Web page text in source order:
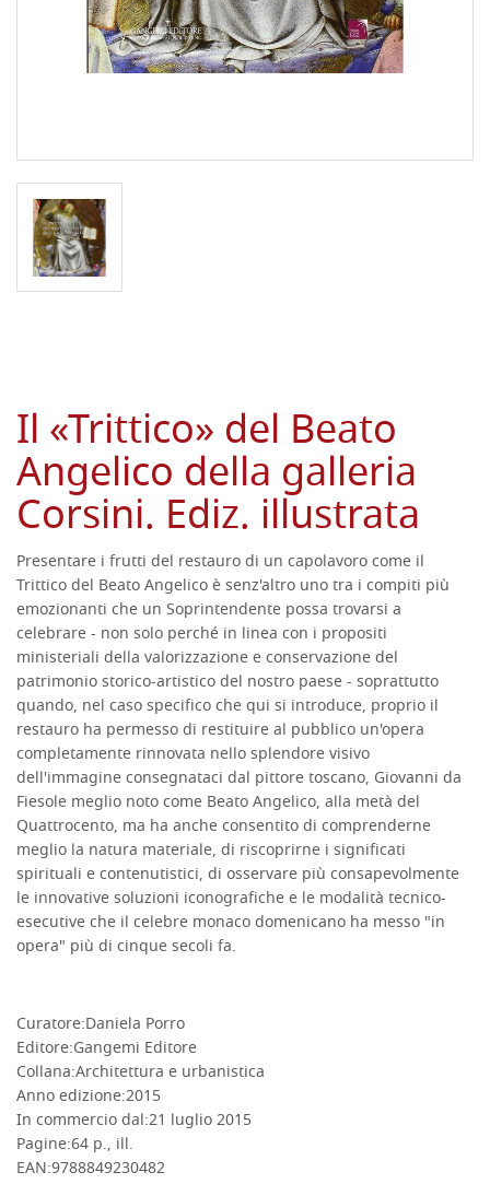
Il «Trittico» del Beato
Angelico della galleria
Corsini. Ediz. illustrata
Presentare i frutti del restauro di un capolavoro come il
Trittico del Beato Angelico è senz'altro uno tra i compiti più
emozionanti che un Soprintendente possa trovarsi a
celebrare - non solo perché in linea con i propositi
ministeriali della valorizzazione e conservazione del
patrimonio storico-artistico del nostro paese - soprattutto
quando, nel caso specifico che qui si introduce, proprio il
restauro ha permesso di restituire al pubblico un'opera
completamente rinnovata nello splendore visivo
dell'immagine consegnataci dal pittore toscano, Giovanni da
Fiesole meglio noto come Beato Angelico, alla metà del
Quattrocento, ma ha anche consentito di comprenderne
meglio la natura materiale, di riscoprirne i significati
spirituali e contenutistici, di osservare più consapevolmente
le innovative soluzioni iconografiche e le modalità tecnico-
esecutive che il celebre monaco domenicano ha messo "in
opera" più di cinque secoli fa.
Curatore:Daniela Porro
Editore:Gangemi Editore
Collana:Architettura e urbanistica
Anno edizione:2015
In commercio dal:21 luglio 2015
Pagine:64 p., ill.
EAN:9788849230482